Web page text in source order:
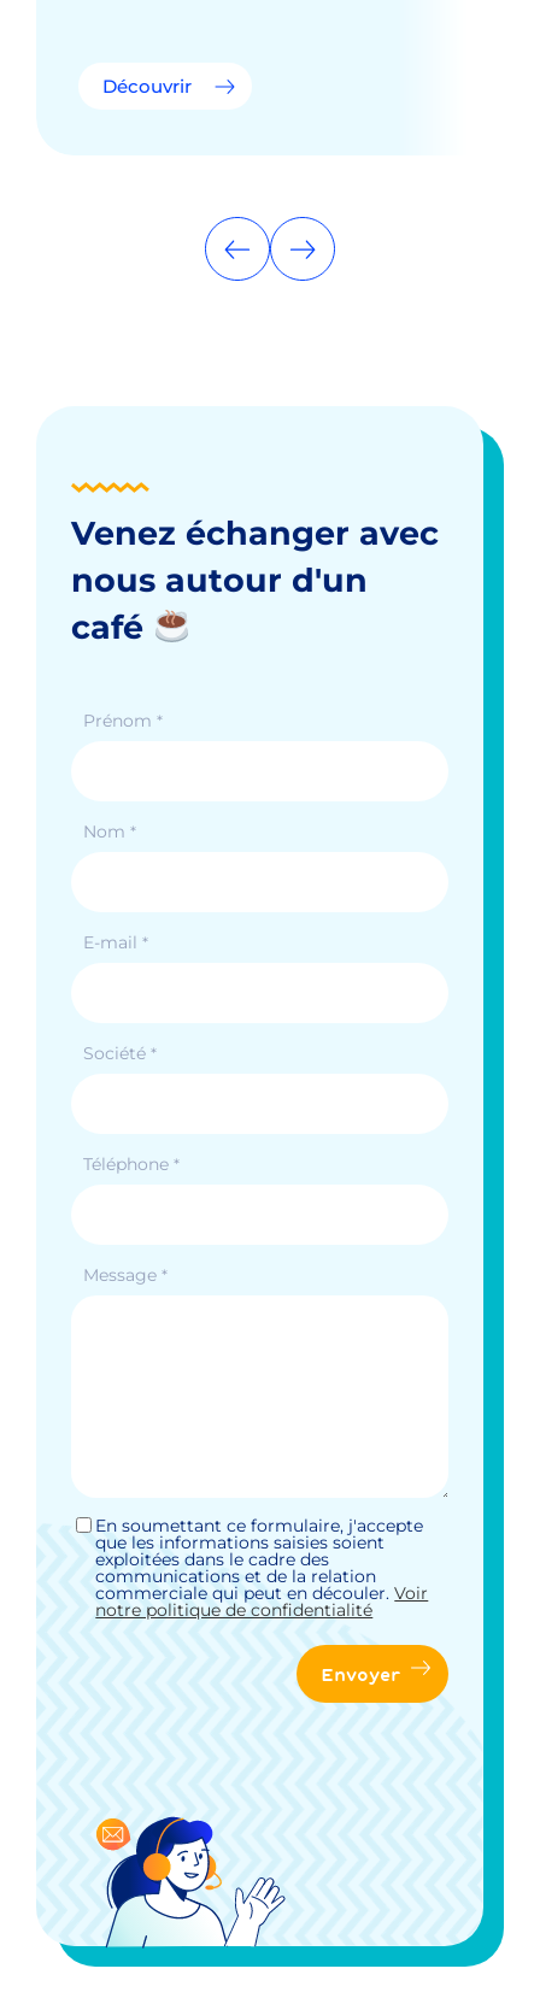
Découvrir
Venez échanger avec
nous autour d'un
café
Prénom *
Nom *
E-mail *
Société *
Téléphone *
Message *
Sans
titre
En soumettant ce formulaire, j'accepte
que les informations saisies soient
exploitées dans le cadre des
communications et de la relation
commerciale qui peut en découler.Voir
notre politique de confidentialité